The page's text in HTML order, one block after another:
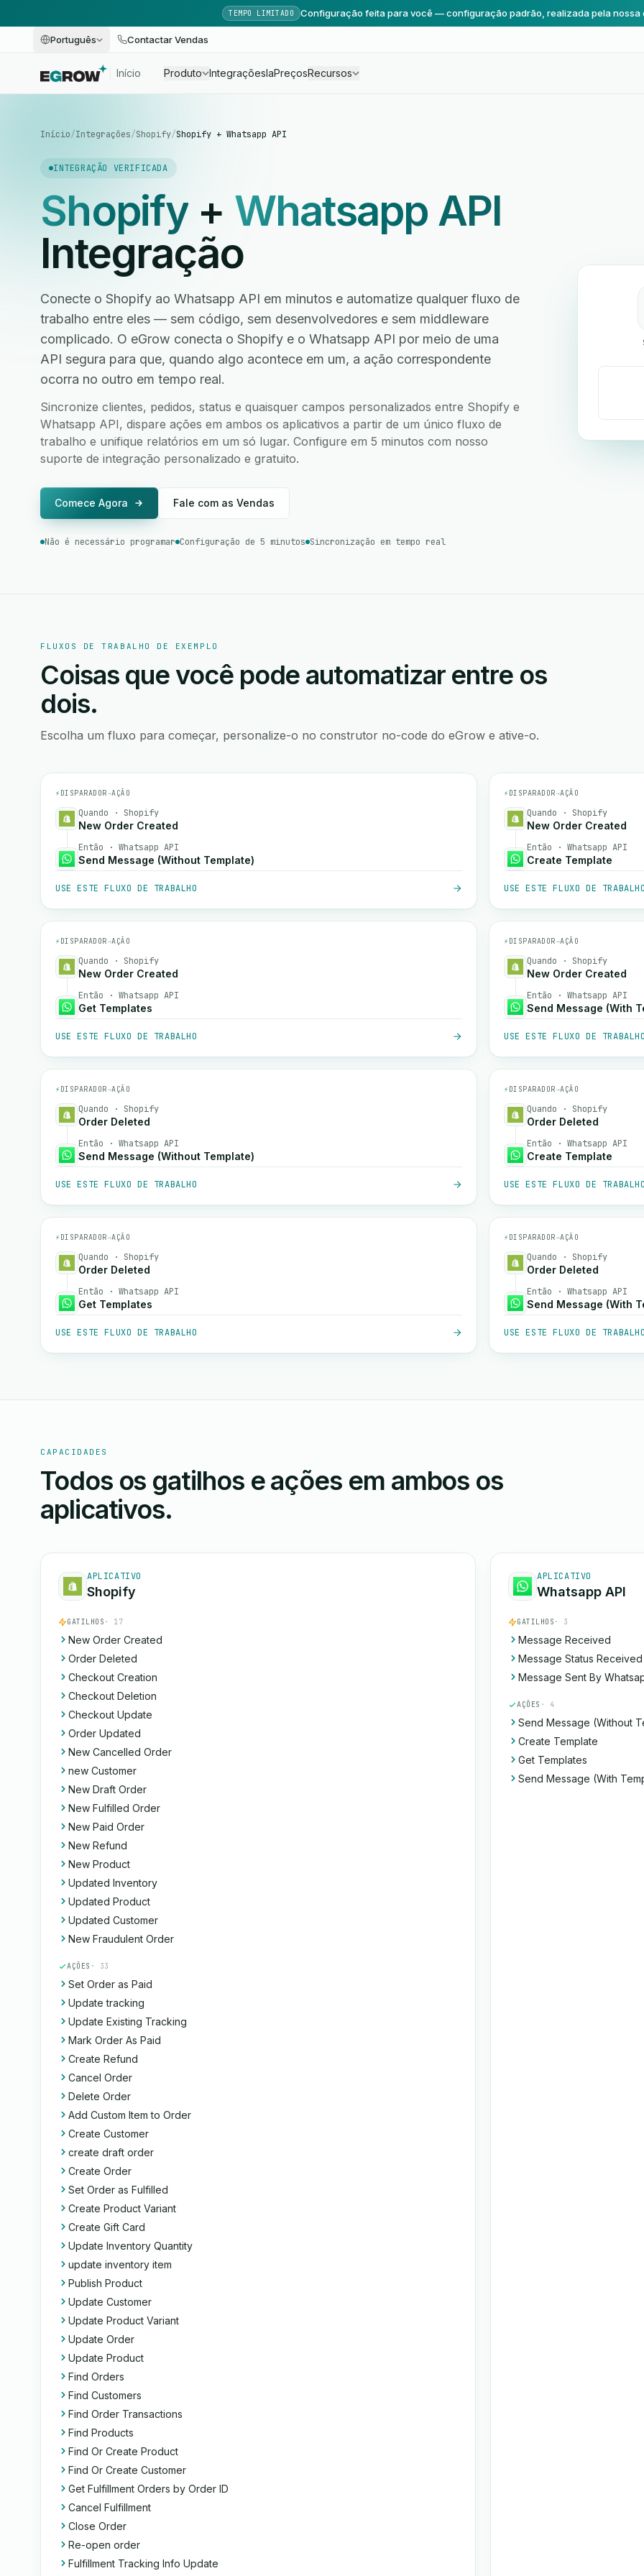
TEMPO LIMITADO Configuração feita para você — configuração padrão, realizada pela nossa
Português Contactar Vendas
Início Produto IntegraçõesIaPreçosRecursos
Início/Integrações/Shopify/Shopify + Whatsapp API
INTEGRAÇÃO VERIFICADA
Shopify+ Whatsapp API
Integração
Conecte o Shopify ao Whatsapp API em minutos e automatize qualquer fluxo de
trabalho entre eles — sem código, sem desenvolvedores e sem middleware
complicado. O eGrow conecta o Shopify e o Whatsapp API por meio de uma
API segura para que, quando algo acontece em um, a ação correspondente
ocorra no outro em tempo real.
Sincronize clientes, pedidos, status e quaisquer campos personalizados entre Shopify e
Whatsapp API, dispare ações em ambos os aplicativos a partir de um único fluxo de
trabalho e unifique relatórios em um só lugar. Configure em 5 minutos com nosso
suporte de integração personalizado e gratuito.
Comece Agora Fale com as Vendas
Não é necessário programar Configuração de 5 minutos Sincronização em tempo real
FLUXOS DE TRABALHO DE EXEMPLO
Coisas que você pode automatizar entre os
dois.
Escolha um fluxo para começar, personalize-o no construtor no-code do eGrow e ative-o.
⚡ DISPARADOR→AÇÃO
Quando · Shopify
New Order Created
Então · Whatsapp API
Send Message (Without Template)
USE ESTE FLUXO DE TRABALHO
⚡ DISPARADOR→AÇÃO
Quando · Shopify
New Order Created
Então · Whatsapp API
Create Template
USE ESTE FLUXO DE
⚡ DISPARADOR→AÇÃO
Quando · Shopify
New Order Created
Então · Whatsapp API
Get Templates
USE ESTE FLUXO DE TRABALHO
⚡ DISPARADOR→AÇÃO
Quando · Shopify
New Order Created
Então · Whatsapp API
Send Message (With
USE ESTE FLUXO DE
⚡ DISPARADOR→AÇÃO
Quando · Shopify
Order Deleted
Então · Whatsapp API
Send Message (Without Template)
USE ESTE FLUXO DE TRABALHO
⚡ DISPARADOR→AÇÃO
Quando · Shopify
Order Deleted
Então · Whatsapp API
Create Template
USE ESTE FLUXO DE
⚡ DISPARADOR→AÇÃO
Quando · Shopify
Order Deleted
Então · Whatsapp API
Get Templates
USE ESTE FLUXO DE TRABALHO
⚡ DISPARADOR→AÇÃO
Quando · Shopify
Order Deleted
Então · Whatsapp API
Send Message (With
USE ESTE FLUXO DE
CAPACIDADES
Todos os gatilhos e ações em ambos os
aplicativos.
APLICATIVO
Shopify
GATILHOS · 17
New Order Created
Order Deleted
Checkout Creation
Checkout Deletion
Checkout Update
Order Updated
New Cancelled Order
new Customer
New Draft Order
New Fulfilled Order
New Paid Order
New Refund
New Product
Updated Inventory
Updated Product
Updated Customer
New Fraudulent Order
AÇÕES · 33
Set Order as Paid
Update tracking
Update Existing Tracking
Mark Order As Paid
Create Refund
Cancel Order
Delete Order
Add Custom Item to Order
Create Customer
create draft order
Create Order
Set Order as Fulfilled
Create Product Variant
Create Gift Card
Update Inventory Quantity
update inventory item
Publish Product
Update Customer
Update Product Variant
Update Order
Update Product
Find Orders
Find Customers
Find Order Transactions
Find Products
Find Or Create Product
Find Or Create Customer
Get Fulfillment Orders by Order ID
Cancel Fulfillment
Close Order
Re-open order
Fulfillment Tracking Info Update
APLICATIVO
Whatsapp API
GATILHOS · 3
Message Received
Message Status Received
Message Sent By
AÇÕES · 4
Send Message (Without
Create Template
Get Templates
Send Message (With